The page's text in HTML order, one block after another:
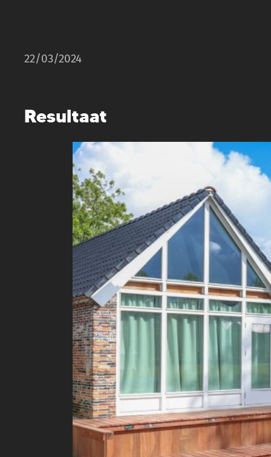
22/03/2024
Resultaat